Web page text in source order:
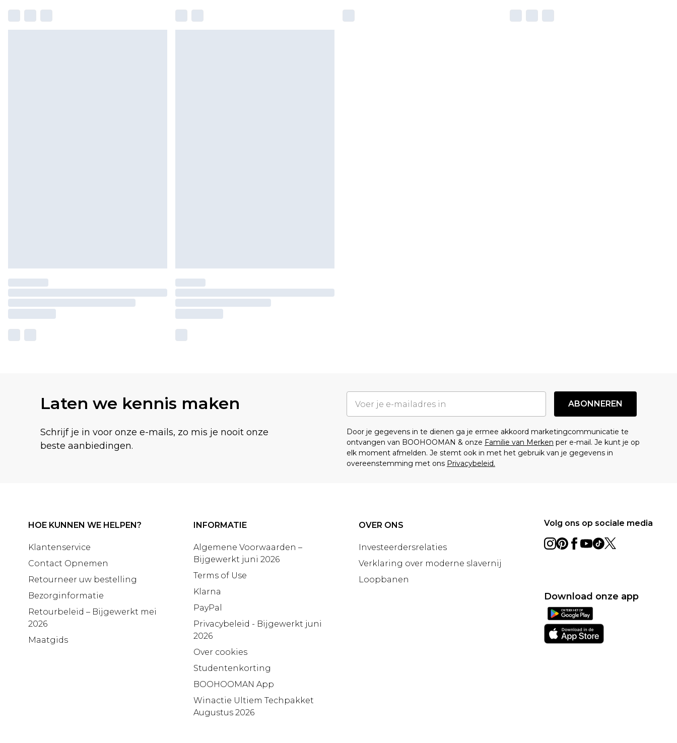
Laten we kennis maken
Schrijf je in voor onze e-mails, zo mis je nooit onze
beste aanbiedingen.
ABONNEREN
Door je gegevens in te dienen ga je ermee akkoord marketingcommunicatie te
ontvangen van BOOHOOMAN & onze Familie van Merken per e-mail. Je kunt je op
elk moment afmelden. Je stemt ook in met het gebruik van je gegevens in
overeenstemming met ons Privacybeleid.
HOE KUNNEN WE HELPEN?
Klantenservice
Contact Opnemen
Retourneer uw bestelling
Bezorginformatie
Retourbeleid – Bijgewerkt mei
2026
Maatgids
INFORMATIE
Algemene Voorwaarden –
Bijgewerkt juni 2026
Terms of Use
Klarna
PayPal
Privacybeleid - Bijgewerkt juni
2026
Over cookies
Studentenkorting
BOOHOOMAN App
Winactie Ultiem Techpakket
Augustus 2026
OVER ONS
Investeerdersrelaties
Verklaring over moderne slavernij
Loopbanen
Volg ons op sociale media
Download onze app